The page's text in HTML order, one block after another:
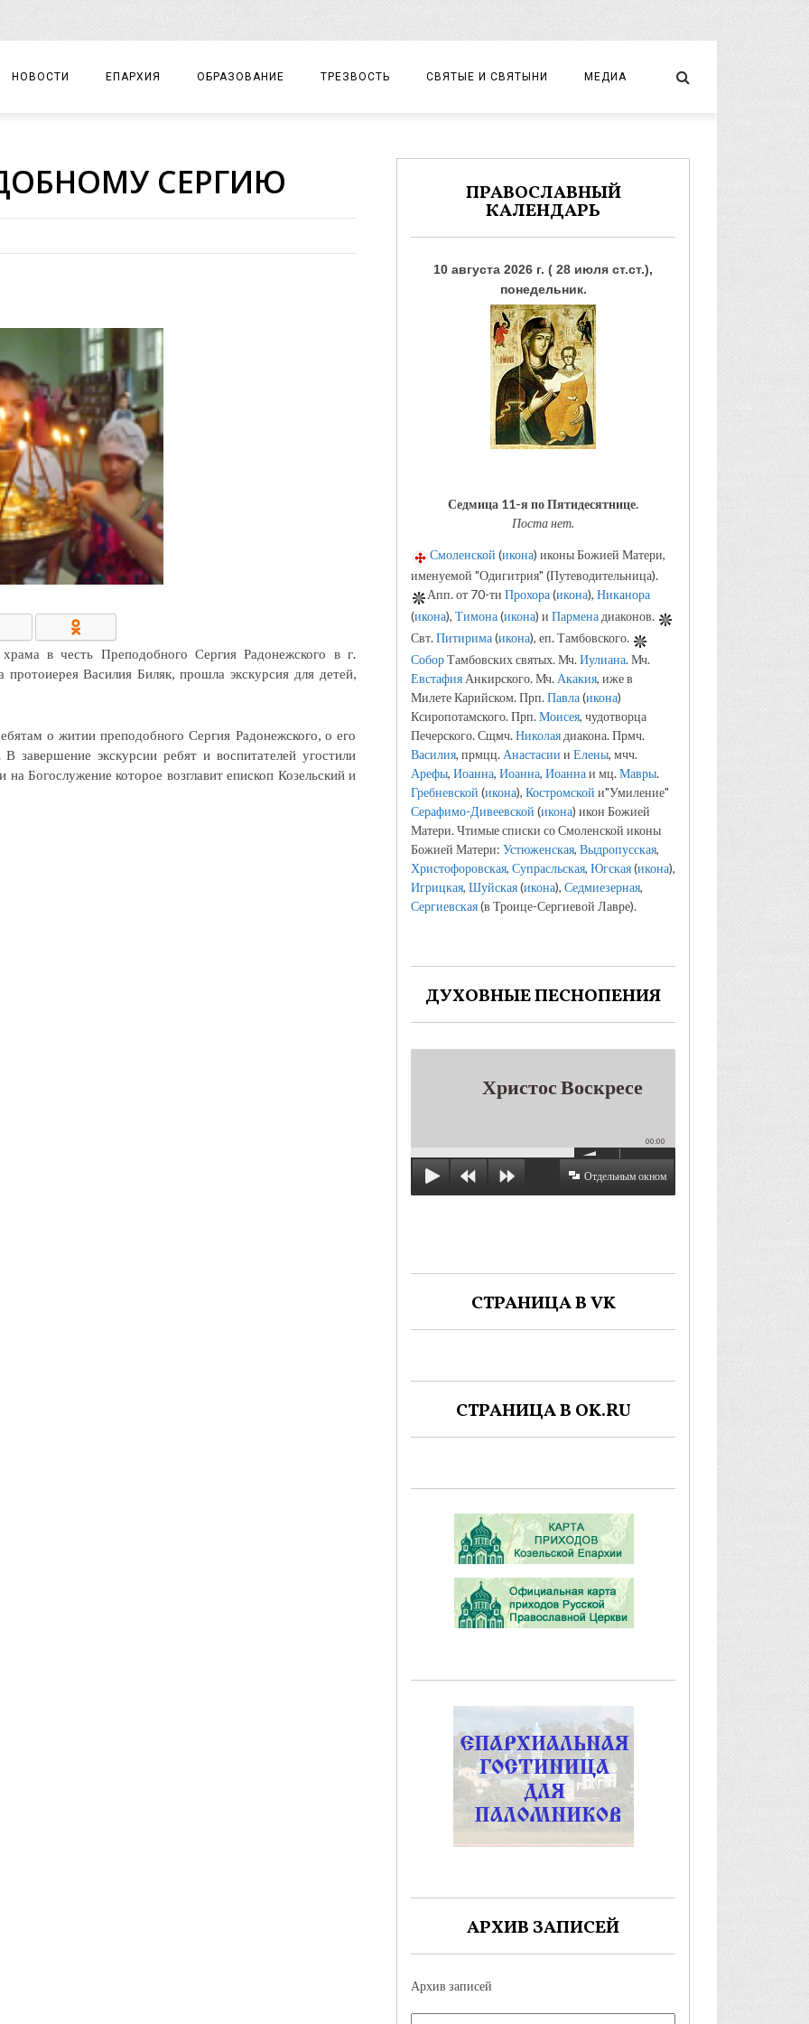
НОВОСТИ ЕПАРХИЯ
ЕПАРХИАЛЬНОЕ УПРАВЛЕНИЕ
ДОКУМЕНТЫ
ЕПАРХИАЛЬНЫЕ ОТДЕЛЫ
БЛАГОЧИНИЯ
ХРАМЫ И МОНАСТЫРИ
МАТЕРИАЛЫ
КОНТАКТЫ/РЕКВИЗИТЫ
ОБРАЗОВАНИЕ
ЦЕНТР «ВОЗРОЖДЕНИЕ»
ДЕТСКИЙ ТУРИЗМ
ТРЕЗВОСТЬ
ЗАМЕТКИ
СВЯТЫЕ И СВЯТЫНИ МЕДИА
ФОТО
СЕРГИЮ
в честь Преподобного Сергия Радонежского в г.
Василия Биляк, прошла экскурсия для детей,
о житии преподобного Сергия Радонежского, о его
завершение экскурсии ребят и воспитателей угостили
Богослужение которое возглавит епископ Козельский и
ПРАВОСЛАВНЫЙ
КАЛЕНДАРЬ
10 августа 2026 г. ( 28 июля ст.ст.),
понедельник.
Седмица 11-я по Пятидесятнице.
Поста нет.
Смоленской (икона) иконы Божией Матери,
именуемой "Одигитрия" (Путеводительница).
Апп. от 70-ти Прохора(икона), Никанора
(икона), Тимона(икона) и Пармена диаконов.
Свт.Питирима(икона), еп. Тамбовского.
СоборТамбовских святых. Мч.Иулиана. Мч.
Евстафия Анкирского. Мч. Акакия, иже в
Милете Карийском. Прп.Павла(икона)
Ксиропотамского. Прп.Моисея, чудотворца
Печерского. Сщмч.Николая диакона. Прмч.
Василия, прмцц. Анастасии и Елены, мчч.
Арефы, Иоанна, Иоанна, Иоаннаи мц.Мавры.
Гребневской (икона), Костромской и"Умиление"
Серафимо-Дивеевской (икона) икон Божией
Матери. Чтимые списки со Смоленской иконы
Божией Матери: Устюженская, Выдропусская,
Христофоровская, Супрасльская, Югская(икона),
Игрицкая, Шуйская(икона), Седмиезерная,
Сергиевская(в Троице-Сергиевой Лавре).
ДУХОВНЫЕ ПЕСНОПЕНИЯ
Христос Воскресе
00:00
Отдельным окном
СТРАНИЦА В VK
СТРАНИЦА В OK.RU
АРХИВ ЗАПИСЕЙ
Архив записей